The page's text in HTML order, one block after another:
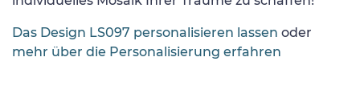
Das Design LS097 personalisieren lassen oder
mehr über die Personalisierung erfahren